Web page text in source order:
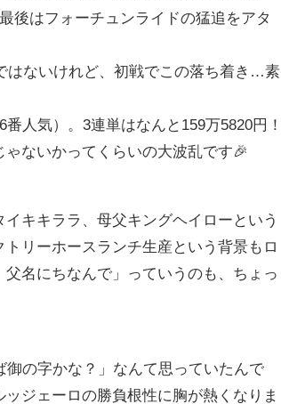
後はフォーチュンライドの猛追をアタ
はないけれど、初戦でこの落ち着き…素
人気）。3連単はなんと159万5820円！
ないかってくらいの大波乱です🎉
キキララ、母父キングヘイローという
リーホースランチ生産という背景もロ
名にちなんで」っていうのも、ちょっ
の字かな？」なんて思っていたんで
ジェーロの勝負根性に胸が熱くなりま